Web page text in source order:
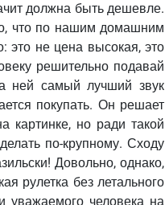
должна быть дешевле.
что по нашим домашним
это не цена высокая, это
решительно подавай
ней самый лучший звук
покупать. Он решает
картинке, но ради такой
по-крупному. Сходу
Довольно, однако,
рулетка без летального
уважаемого человека на